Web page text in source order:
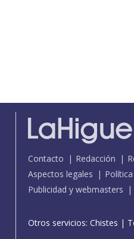
Contacto Redacción
Aspectos legales
Publicidad y webmasters
Otros servicios: Chistes |